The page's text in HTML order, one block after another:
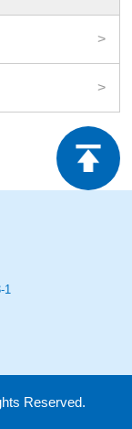
Reserved.